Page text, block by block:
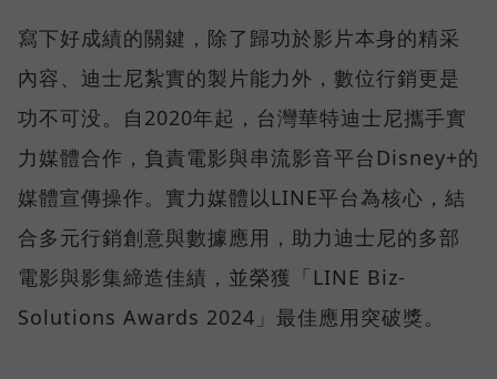
寫下好成績的關鍵，除了歸功於影片本身的精采
內容、迪士尼紮實的製片能力外，數位行銷更是
功不可没。自2020年起，台灣華特迪士尼攜手實
力媒體合作，負責電影與串流影音平台Disney+的
媒體宣傳操作。實力媒體以LINE平台為核心，結
合多元行銷創意與數據應用，助力迪士尼的多部
電影與影集締造佳績，並榮獲「LINE Biz-
Solutions Awards 2024」最佳應用突破獎。